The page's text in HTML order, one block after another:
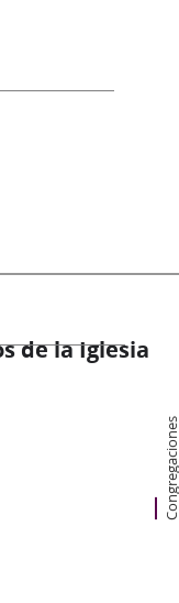
de la Iglesia